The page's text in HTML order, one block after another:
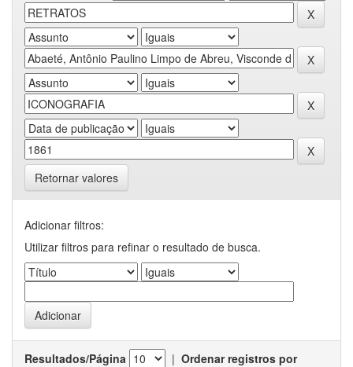
Retornar valores
Adicionar filtros:
Utilizar filtros para refinar o resultado de busca.
Resultados/Página | Ordenar registros por